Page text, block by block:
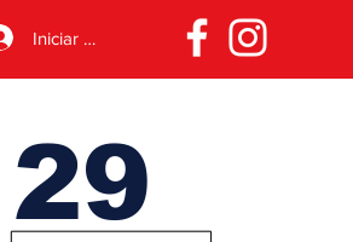
Iniciar sesión
29